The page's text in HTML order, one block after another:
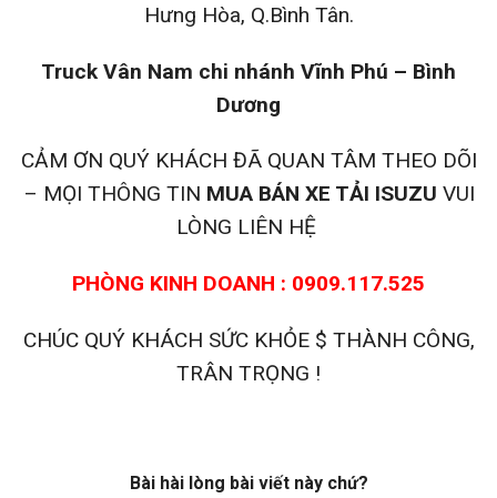
Hưng Hòa, Q.Bình Tân.
Truck Vân Nam chi nhánh Vĩnh Phú – Bình
Dương
CẢM ƠN QUÝ KHÁCH ĐÃ QUAN TÂM THEO DÕI
– MỌI THÔNG TIN MUA BÁN XE TẢI ISUZU VUI
LÒNG LIÊN HỆ
PHÒNG KINH DOANH : 0909.117.525
CHÚC QUÝ KHÁCH SỨC KHỎE $ THÀNH CÔNG,
TRÂN TRỌNG !
Bài hài lòng bài viết này chứ?